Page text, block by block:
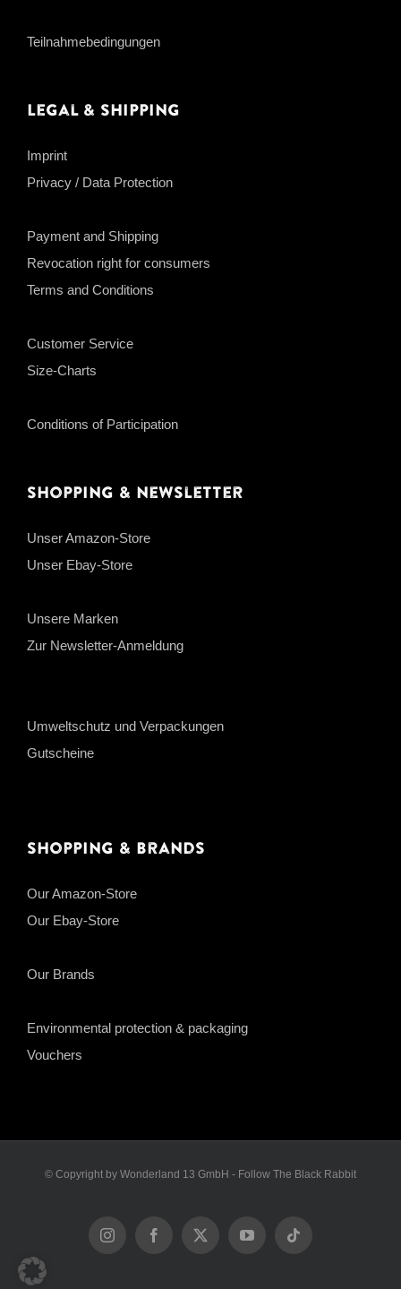
Teilnahmebedingungen
Legal & Shipping
Imprint
Privacy / Data Protection
Payment and Shipping
Revocation right for consumers
Terms and Conditions
Customer Service
Size-Charts
Conditions of Participation
Shopping & Newsletter
Unser Amazon-Store
Unser Ebay-Store
Unsere Marken
Zur Newsletter-Anmeldung
Umweltschutz und Verpackungen
Gutscheine
Shopping & Brands
Our Amazon-Store
Our Ebay-Store
Our Brands
Environmental protection & packaging
Vouchers
© Copyright by Wonderland 13 GmbH - Follow The Black Rabbit
InstagramFacebook
X YouTubeTiktok